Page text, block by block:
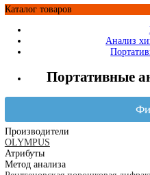
Измерение глубины
Коррозионный
Производители
AXR
BRUKER
EDDYFI
IBERTEST